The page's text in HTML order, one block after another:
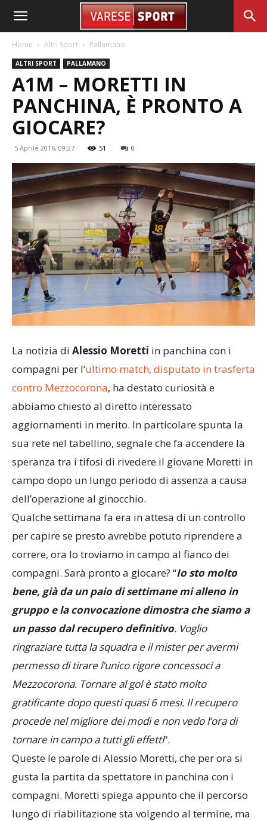
Home Altri Sport Pallamano
ALTRI SPORT PALLAMANO
A1M – MORETTI IN
PANCHINA, È PRONTO A
GIOCARE?
5 Aprile 2016, 09:27 51 0
La notizia di Alessio Moretti in panchina con i
compagni per l’ultimo match, disputato in trasferta
contro Mezzocorona, ha destato curiosità e
abbiamo chiesto al diretto interessato
aggiornamenti in merito. In particolare spunta la
sua rete nel tabellino, segnale che fa accendere la
speranza tra i tifosi di rivedere il giovane Moretti in
campo dopo un lungo periodo di assenza a causa
dell’operazione al ginocchio.
Qualche settimana fa era in attesa di un controllo
per capire se presto avrebbe potuto riprendere a
correre, ora lo troviamo in campo al fianco dei
compagni. Sarà pronto a giocare? “Io sto molto
bene, già da un paio di settimane mi alleno in
gruppo e la convocazione dimostra che siamo a
un passo dal recupero definitivo. Voglio
ringraziare tutta la squadra e il mister per avermi
permesso di tirare l’unico rigore concessoci a
Mezzocorona. Tornare al gol è stato molto
gratificante dopo questi quasi 6 mesi. Il recupero
procede nel migliore dei modi e non vedo l’ora di
tornare in campo a tutti gli effetti“.
Queste le parole di Alessio Moretti, che per ora si
gusta la partita da spettatore in panchina con i
compagni. Moretti spiega appunto che il percorso
lungo di riabilitazione sta volgendo al termine, ma